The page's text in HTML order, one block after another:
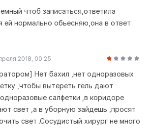
чтоб записаться,ответила
ей нормально обьесняю,она в ответ
2018, 00:25
Нет бахил ,нет одноразовых
,чтобы вытереть гель дают
салфетки ,в коридоре
свет ,а в уборную зайдешь ,просят
свет .Сосудистый хирург не много